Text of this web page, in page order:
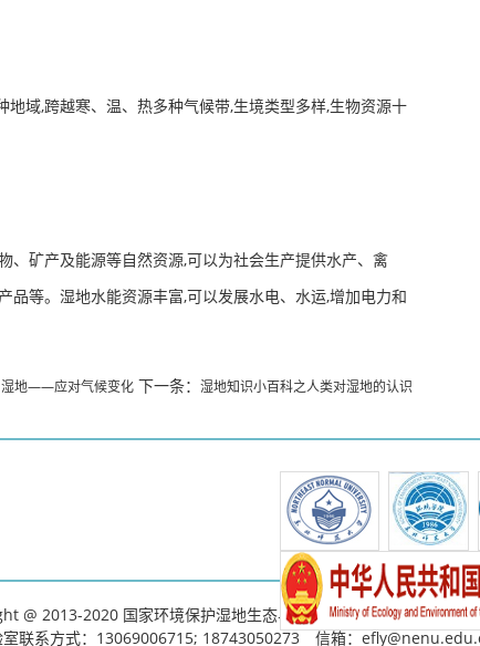
域,跨越寒、温、热多种气候带,生境类型多样,生物资源十
、矿产及能源等自然资源,可以为社会生产提供水产、禽
品等。湿地水能资源丰富,可以发展水电、水运,增加电力和
湿地——应对气候变化 下一条： 湿地知识小百科之人类对湿地的认识
@ 2013-2020 国家环境保护湿地生态与植被恢复重点实验室Power
系方式：13069006715; 18743050273 信箱：